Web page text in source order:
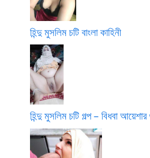
হিন্দু মুসলিম চটি বাংলা কাহিনী
হিন্দু মুসলিম চটি গল্প – বিধবা